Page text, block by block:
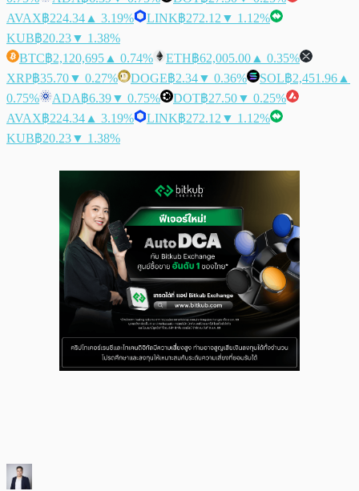
AVAX฿224.34 ▲ 3.19% LINK฿272.12 ▼ 1.12%
KUB฿20.23▼ 1.38%
BTC฿2,120,695 ▲ 0.74% ETH฿62,005.00 ▲ 0.35%
XRP฿35.70▼ 0.27% DOGE฿2.34▼ 0.36% SOL฿2,451.96 ▲
0.75%
ADA฿6.39▼ 0.75% DOT฿27.50▼ 0.25%
AVAX฿224.34 ▲ 3.19% LINK฿272.12 ▼ 1.12%
KUB฿20.23▼ 1.38%